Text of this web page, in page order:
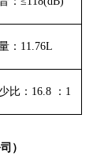
：11.76L
比：16.8 ：1
）